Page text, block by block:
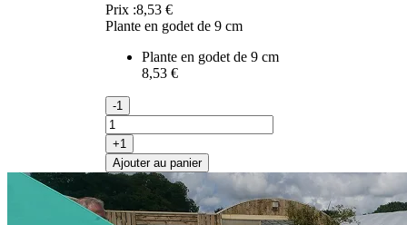
Prix :8,53 €
Plante en godet de 9 cm
Plante en godet de 9 cm
8,53 €
-1
+1
Ajouter au panier